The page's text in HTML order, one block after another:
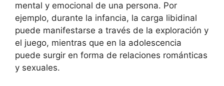
mental y emocional de una persona. Por
ejemplo, durante la infancia, la carga libidinal
puede manifestarse a través de la exploración y
el juego, mientras que en la adolescencia
puede surgir en forma de relaciones románticas
y sexuales.